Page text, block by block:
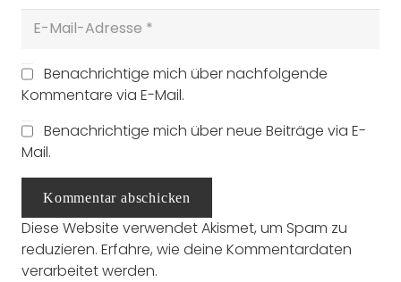
Benachrichtige mich über nachfolgende
Kommentare via E-Mail.
Benachrichtige mich über neue Beiträge via E-
Mail.
Kommentar abschicken
Diese Website verwendet Akismet, um Spam zu
reduzieren. Erfahre, wie deine Kommentardaten
verarbeitet werden.